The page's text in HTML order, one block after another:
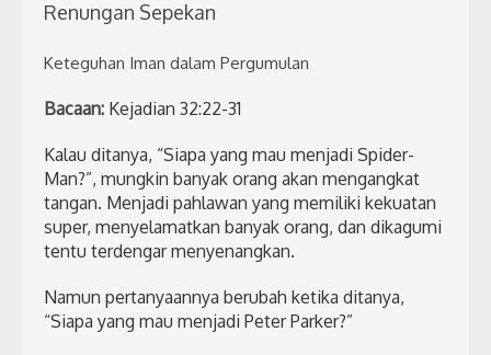
Renungan Sepekan
Keteguhan Iman dalam Pergumulan
Bacaan: Kejadian 32:22-31
Kalau ditanya, “Siapa yang mau menjadi Spider-
Man?”, mungkin banyak orang akan mengangkat
tangan. Menjadi pahlawan yang memiliki kekuatan
super, menyelamatkan banyak orang, dan dikagumi
tentu terdengar menyenangkan.
Namun pertanyaannya berubah ketika ditanya,
“Siapa yang mau menjadi Peter Parker?”